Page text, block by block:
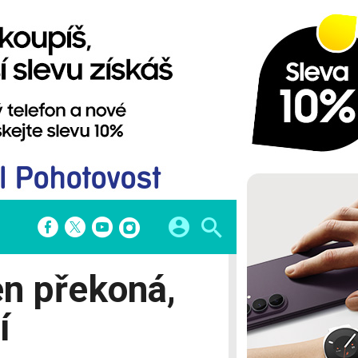
Startupy
Bezkontaktní platby
překoná,